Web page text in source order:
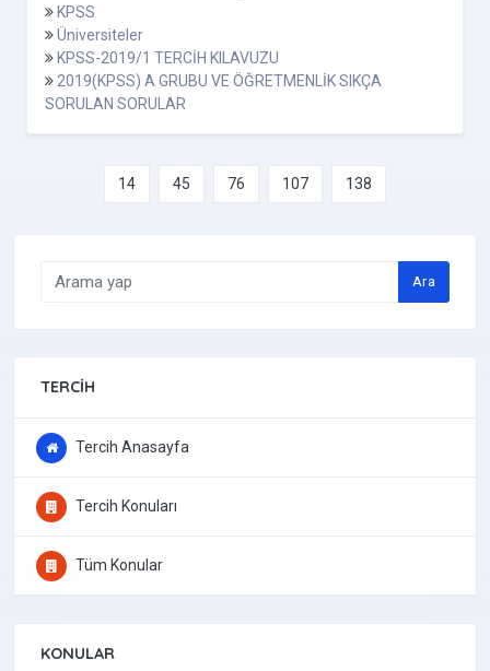
KPSS
Üniversiteler
KPSS-2019/1 TERCİH KILAVUZU
2019(KPSS) A GRUBU VE ÖĞRETMENLİK SIKÇA
SORULAN SORULAR
14 45 76 107 138
Ara
TERCIH
Tercih Anasayfa
Tercih Konuları
Tüm Konular
KONULAR